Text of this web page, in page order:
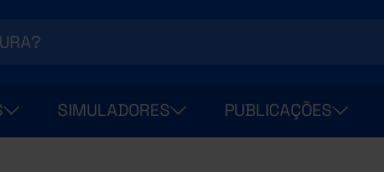
SIMULADORES PUBLICAÇÕES